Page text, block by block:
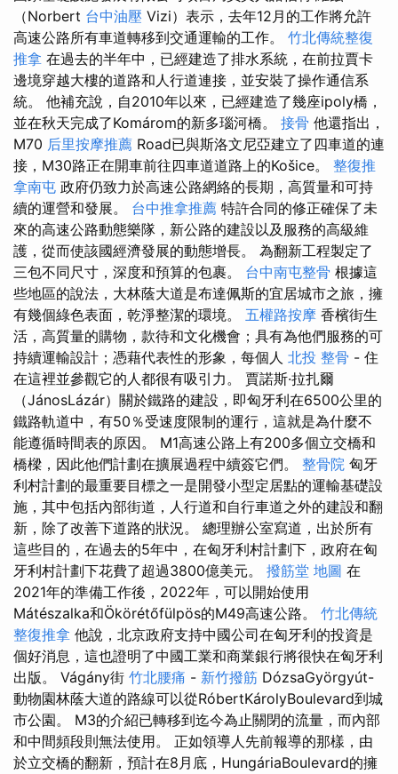
（Norbert 台中油壓 Vizi）表示，去年12月的工作將允許
高速公路所有車道轉移到交通運輸的工作。 竹北傳統整復
推拿 在過去的半年中，已經建造了排水系統，在前拉賈卡
邊境穿越大樓的道路和人行道連接，並安裝了操作通信系
統。 他補充說，自2010年以來，已經建造了幾座ipoly橋，
並在秋天完成了Komárom的新多瑙河橋。 接骨 他還指出，
M70 后里按摩推薦 Road已與斯洛文尼亞建立了四車道的連
接，M30路正在開車前往四車道道路上的Košice。 整復推
拿南屯 政府仍致力於高速公路網絡的長期，高質量和可持
續的運營和發展。 台中推拿推薦 特許合同的修正確保了未
來的高速公路動態樂隊，新公路的建設以及服務的高級維
護，從而使該國經濟發展的動態增長。 為翻新工程製定了
三包不同尺寸，深度和預算的包裹。 台中南屯整骨 根據這
些地區的說法，大林蔭大道是布達佩斯的宜居城市之旅，擁
有幾個綠色表面，乾淨整潔的環境。 五權路按摩 香檳街生
活，高質量的購物，款待和文化機會；具有為他們服務的可
持續運輸設計；憑藉代表性的形象，每個人 北投 整骨 - 住
在這裡並參觀它的人都很有吸引力。 賈諾斯·拉扎爾
（JánosLázár）關於鐵路的建設，即匈牙利在6500公里的
鐵路軌道中，有50％受速度限制的運行，這就是為什麼不
能遵循時間表的原因。 M1高速公路上有200多個立交橋和
橋樑，因此他們計劃在擴展過程中續簽它們。 整骨院 匈牙
利村計劃的最重要目標之一是開發小型定居點的運輸基礎設
施，其中包括內部街道，人行道和自行車道之外的建設和翻
新，除了改善下道路的狀況。 總理辦公室寫道，出於所有
這些目的，在過去的5年中，在匈牙利村計劃下，政府在匈
牙利村計劃下花費了超過3800億美元。 撥筋堂 地圖 在
2021年的準備工作後，2022年，可以開始使用
Mátészalka和Ökörétőfülpös的M49高速公路。 竹北傳統
整復推拿 他說，北京政府支持中國公司在匈牙利的投資是
個好消息，這也證明了中國工業和商業銀行將很快在匈牙利
出版。 Vágány街 竹北腰痛 - 新竹撥筋 DózsaGyörgyút-
動物園林蔭大道的路線可以從RóbertKárolyBoulevard到城
市公園。 M3的介紹已轉移到迄今為止關閉的流量，而內部
和中間頻段則無法使用。 正如領導人先前報導的那樣，由
於立交橋的翻新，預計在8月底，HungáriaBoulevard的擁